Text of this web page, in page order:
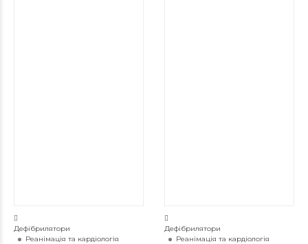
Дефібрилятори
Реанімація та кардіологія
Дефібрилятори
Реанімація та кардіологія